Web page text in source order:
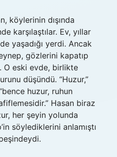
köylerinin dışında
karşılaştılar. Ev, yıllar
yaşadığı yerdi. Ancak
gözlerini kapatıp
O eski evde, birlikte
düşündü. “Huzur,”
huzur, ruhun
Hasan biraz
her şeyin yolunda
söylediklerini anlamıştı